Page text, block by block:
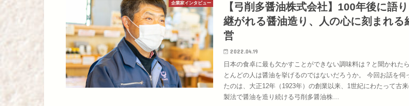
企業家インタビュー
【弓削多醤油株式会社】100年後に語り
継がれる醤油造り、人の心に刻まれる
営
2022.04.19
日本の食卓に最も欠かすことができない調味料は？と聞かれた
とんどの人は醤油を挙げるのではないだろうか。 今回お話を伺
たのは、大正12年（1923年）の創業以来、1世紀にわたって古
製法で醤油を造り続ける弓削多醤油株…